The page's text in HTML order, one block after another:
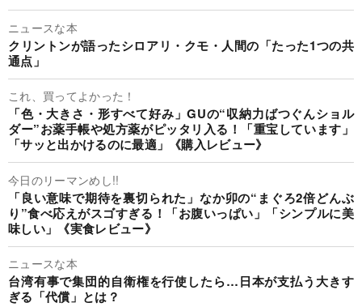
ニュースな本
クリントンが語ったシロアリ・クモ・人間の「たった1つの共
通点」
これ、買ってよかった！
「色・大きさ・形すべて好み」GUの“収納力ばつぐんショル
ダー”お薬手帳や処方薬がピッタリ入る！「重宝しています」
「サッと出かけるのに最適」《購入レビュー》
今日のリーマンめし!!
「良い意味で期待を裏切られた」なか卯の“まぐろ2倍どんぶ
り”食べ応えがスゴすぎる！「お腹いっぱい」「シンプルに美
味しい」《実食レビュー》
ニュースな本
台湾有事で集団的自衛権を行使したら…日本が支払う大きす
ぎる「代償」とは？